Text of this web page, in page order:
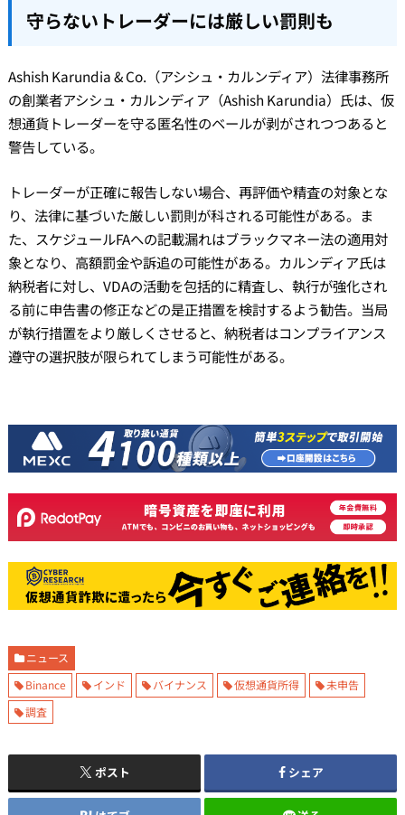
守らないトレーダーには厳しい罰則も
Ashish Karundia & Co.（アシシュ・カルンディア）法律事務所
の創業者アシシュ・カルンディア（Ashish Karundia）氏は、仮
想通貨トレーダーを守る匿名性のベールが剥がされつつあると
警告している。
トレーダーが正確に報告しない場合、再評価や精査の対象とな
り、法律に基づいた厳しい罰則が科される可能性がある。ま
た、スケジュールFAへの記載漏れはブラックマネー法の適用対
象となり、高額罰金や訴追の可能性がある。カルンディア氏は
納税者に対し、VDAの活動を包括的に精査し、執行が強化され
る前に申告書の修正などの是正措置を検討するよう勧告。当局
が執行措置をより厳しくさせると、納税者はコンプライアンス
遵守の選択肢が限られてしまう可能性がある。
ニュース
Binance
インド バイナンス 仮想通貨所得
未申告
調査
ポスト シェア